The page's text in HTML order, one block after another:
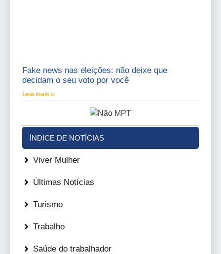
Fake news nas eleições: não deixe que
decidam o seu voto por você
Leia mais »
ÍNDICE DE NOTÍCIAS
Viver Mulher
Últimas Notícias
Turismo
Trabalho
Saúde do trabalhador